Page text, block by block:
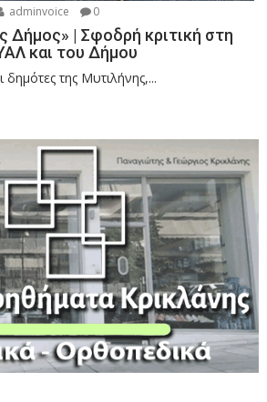
adminvoice 0
Δήμος» | Σφοδρή κριτική στη
και του Δήμου
της Μυτιλήνης,...